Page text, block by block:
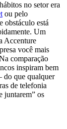
no setor era
ou pelo
obstáculo está
Um
Accenture
você mais
comparação
inspiram bem
do que qualquer
de telefonia
juntarem” os